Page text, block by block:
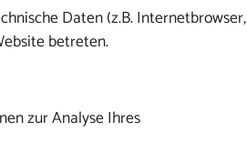
Daten (z.B. Internetbrowser,
betreten.
zur Analyse Ihres